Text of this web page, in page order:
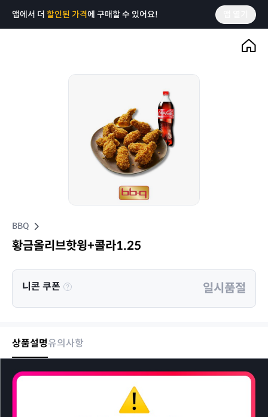
앱에서 더 할인된 가격에 구매할 수 있어요!
BBQ
황금올리브핫윙+콜라1.25
니콘 쿠폰 일시품절
상품설명유의사항